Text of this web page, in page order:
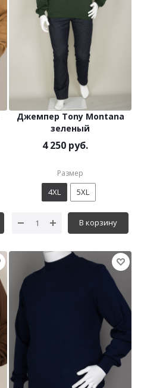
Джемпер Tony Montana
зеленый
4 250 руб.
Размер
4XL 5XL
В корзину